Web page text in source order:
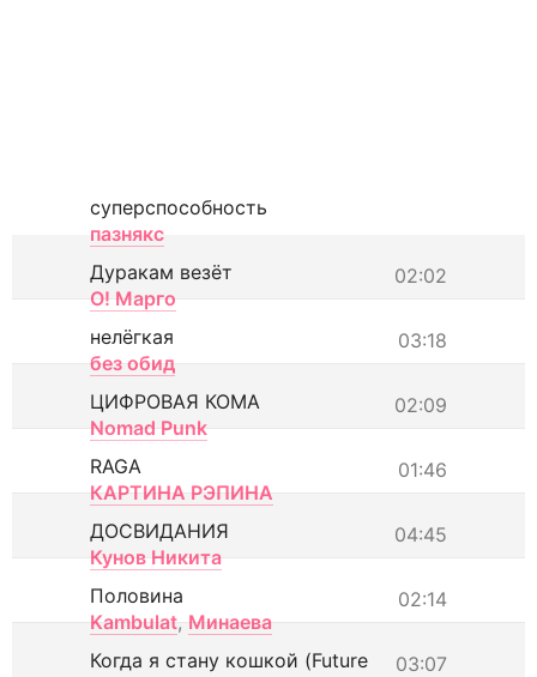
суперспособность
пазнякс
02:02
Дуракам везёт
О! Марго
03:18
нелёгкая
без обид
02:09
ЦИФРОВАЯ КОМА
Nomad Punk
01:46
RAGA
КАРТИНА РЭПИНА
04:45
ДОСВИДАНИЯ
Кунов Никита
02:14
Половина
Kambulat, Минаева
03:07
Когда я стану кошкой (Future